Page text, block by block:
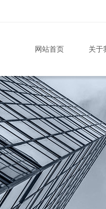
网站首页 关于